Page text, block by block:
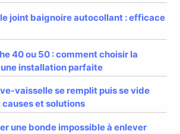
joint baignoire autocollant : efficace
40 ou 50 : comment choisir la
installation parfaite
vaisselle se remplit puis se vide
et solutions
une bonde impossible à enlever